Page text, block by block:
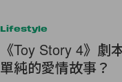
Lifestyle
《Toy Story 4》劇
單純的愛情故事？